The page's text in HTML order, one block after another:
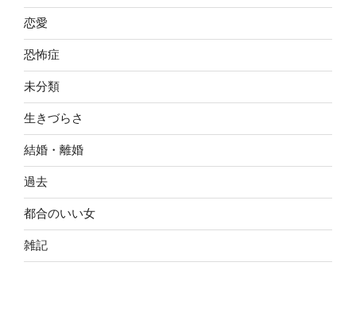
恋愛
恐怖症
未分類
生きづらさ
結婚・離婚
過去
都合のいい女
雑記